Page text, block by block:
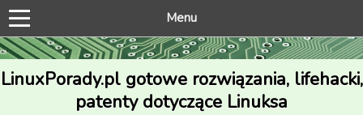
Menu
LinuxPorady.pl gotowe rozwiązania, lifehacki,
patenty dotyczące Linuksa